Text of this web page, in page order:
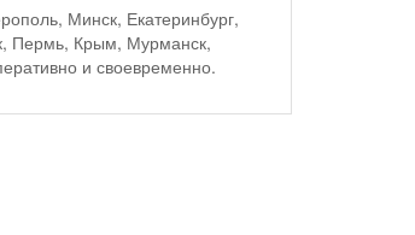
Минск, Екатеринбург,
Пермь, Крым, Мурманск,
и своевременно.